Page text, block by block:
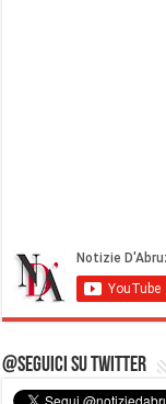
@Seguici su Twitter